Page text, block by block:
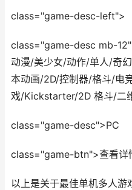
class="game-desc-left">
class="game-desc mb-
动漫/美少女/动作/单人/奇
本动画/2D/控制器/格斗/电
戏/Kickstarter/2D 格斗/二
class="game-desc">PC
class="game-btn">查看详
以上是关于最佳单机多人